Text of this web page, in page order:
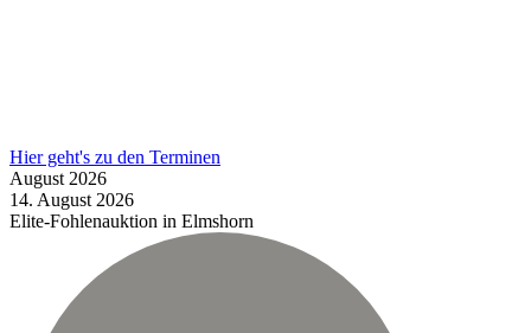
Hier geht's zu den Terminen
August 2026
14. August 2026
Elite-Fohlenauktion in Elmshorn